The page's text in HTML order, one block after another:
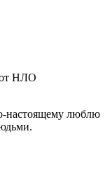
НЛО
настоящему люблю